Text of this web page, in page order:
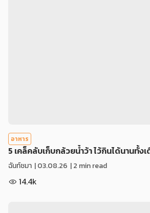
อาหาร
5 เคล็คลับเก็บกล้วยน้ำว้า ไว้กินได้นานทั้ง
ฉันท์ชมา |03.08.26 | 2 min read
14.4k